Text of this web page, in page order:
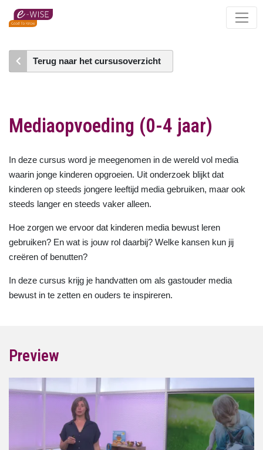
Skip
content
Terug naar het cursusoverzicht
Mediaopvoeding (0-4 jaar)
In deze cursus word je meegenomen in de wereld vol media
waarin jonge kinderen opgroeien. Uit onderzoek blijkt dat
kinderen op steeds jongere leeftijd media gebruiken, maar ook
steeds langer en steeds vaker alleen.
Hoe zorgen we ervoor dat kinderen media bewust leren
gebruiken? En wat is jouw rol daarbij? Welke kansen kun jij
creëren of benutten?
In deze cursus krijg je handvatten om als gastouder media
bewust in te zetten en ouders te inspireren.
Preview